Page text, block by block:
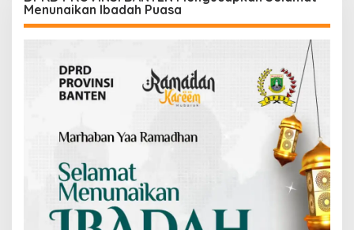
Menunaikan Ibadah Puasa